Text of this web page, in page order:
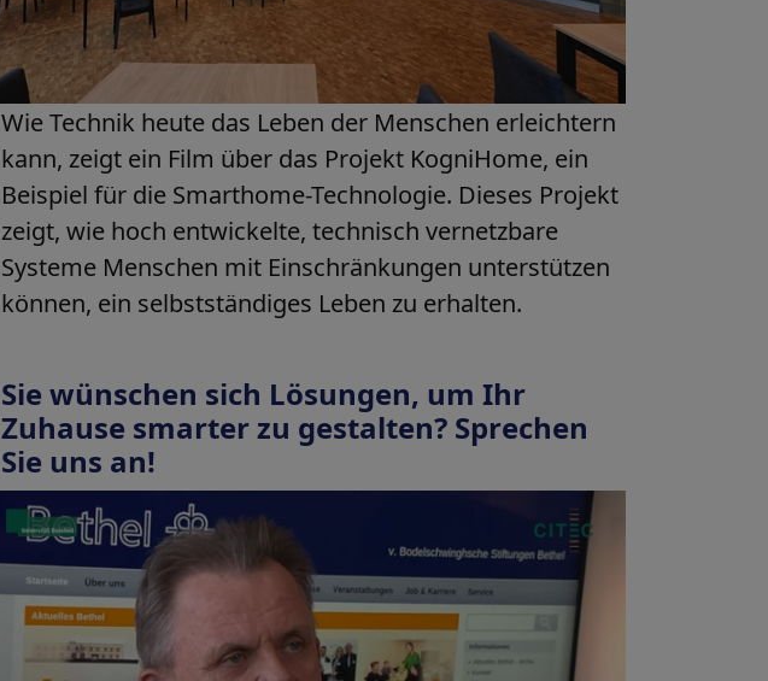
Wie Technik heute das Leben der Menschen erleichtern
kann, zeigt ein Film über das Projekt KogniHome, ein
Beispiel für die Smarthome-Technologie. Dieses Projekt
zeigt, wie hoch entwickelte, technisch vernetzbare
Systeme Menschen mit Einschränkungen unterstützen
können, ein selbstständiges Leben zu erhalten.
Sie wünschen sich Lösungen, um Ihr
Zuhause smarter zu gestalten? Sprechen
Sie uns an!